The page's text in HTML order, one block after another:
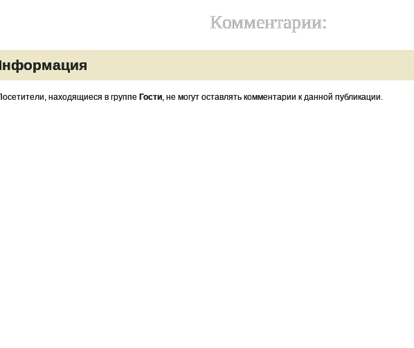
Комментарии:
находящиеся в группе Гости, не могут оставлять комментарии к данной публикации.